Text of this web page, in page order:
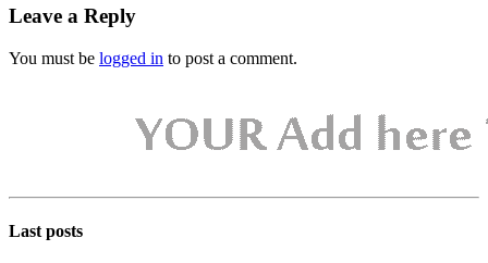
Leave a Reply
You must be logged in to post a comment.
Last posts